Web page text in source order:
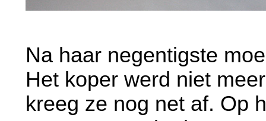
Na haar negentigste
Het koper werd niet
kreeg ze nog net af. Op